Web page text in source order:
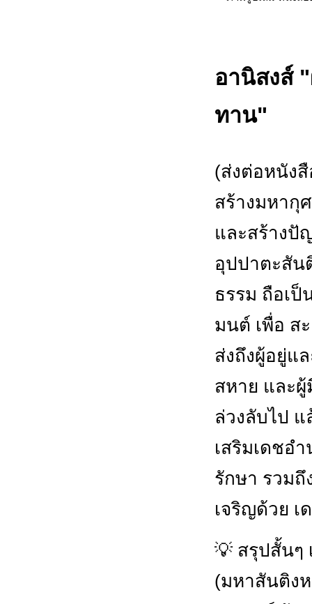
อานิสงส์
ทาน"
(ส่งต่อหนัง
สร้างมหากุ
และสร้างปั
อุปปาตะสัน
ธรรม ถือเ
มนต์ เพื่อ ส
ส่งถึงผู้อยู่แ
สหาย และ
ล่วงลับไป
เสริมเดชอ
รักษา รวม
เจริญด้วย เ
💡 สรุปสั้นๆ
(มหาสันติง